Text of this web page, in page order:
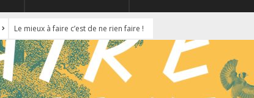
Le mieux à faire c’est de ne rien faire !